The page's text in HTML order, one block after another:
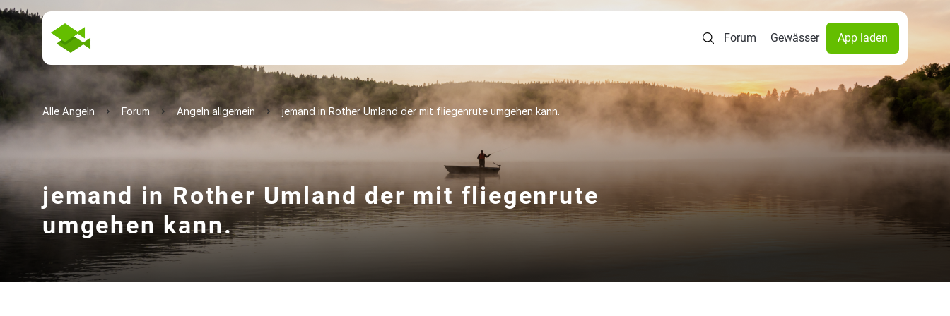
Forum Gewässer App laden
Alle Angeln Forum Angeln allgemein jemand in Rother Umland der mit fliegenrute umgehen kann.
jemand in Rother Umland der mit fliegenrute
umgehen kann.